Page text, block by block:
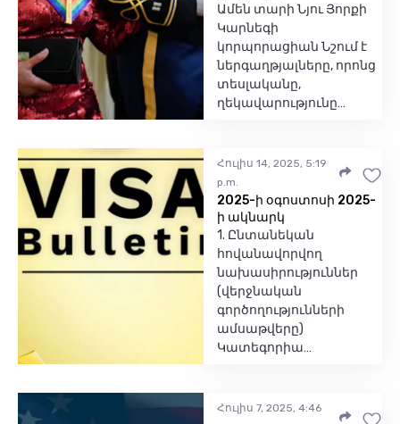
Ամեն տարի Նյու Յորքի
Կարնեգի
կորպորացիան Նշում է
ներգաղթյալները, որոնց
տեսլականը,
ղեկավարությունը…
Հուլիս 14, 2025, 5:19
p.m.
2025-ի օգոստոսի 2025-
ի ակնարկ
1. Ընտանեկան
հովանավորվող
նախասիրություններ
(վերջնական
գործողությունների
ամսաթվերը)
Կատեգորիա…
Հուլիս 7, 2025, 4:46